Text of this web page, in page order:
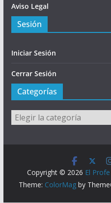
Aviso Legal
Sesión
Iniciar Sesión
Cerrar Sesión
Categorías
Categorías
Copyright © 2026 El
Theme: ColorMagby